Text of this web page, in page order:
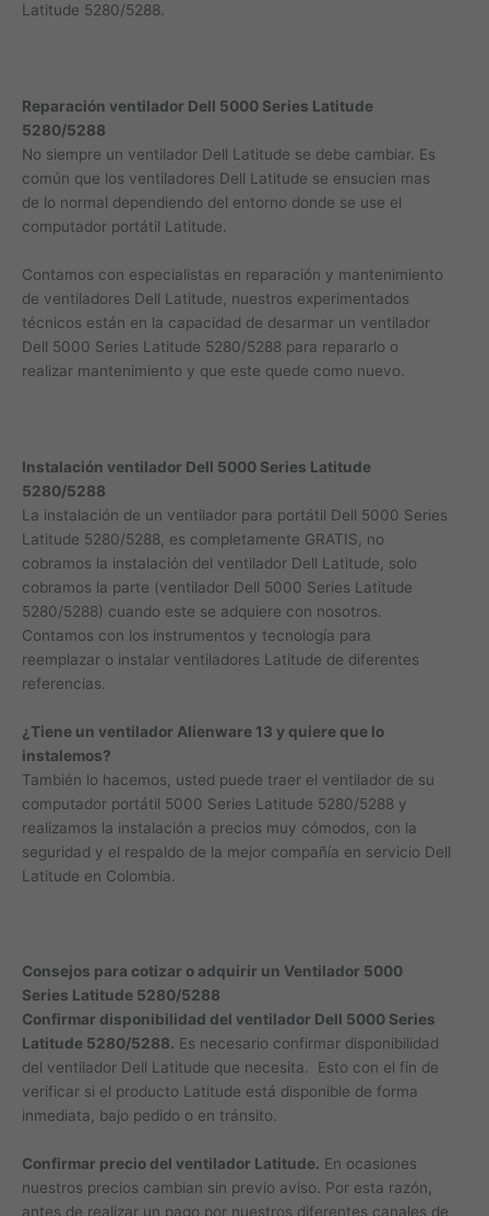
Latitude 5280/5288.
Reparación ventilador Dell 5000 Series Latitude
5280/5288
No siempre un ventilador Dell Latitude se debe cambiar. Es
común que los ventiladores Dell Latitude se ensucien mas
de lo normal dependiendo del entorno donde se use el
computador portátil Latitude.
Contamos con especialistas en reparación y mantenimiento
de ventiladores Dell Latitude, nuestros experimentados
técnicos están en la capacidad de desarmar un ventilador
Dell 5000 Series Latitude 5280/5288 para repararlo o
realizar mantenimiento y que este quede como nuevo.
Instalación ventilador Dell 5000 Series Latitude
5280/5288
La instalación de un ventilador para portátil Dell 5000 Series
Latitude 5280/5288, es completamente GRATIS, no
cobramos la instalación del ventilador Dell Latitude, solo
cobramos la parte (ventilador Dell 5000 Series Latitude
5280/5288) cuando este se adquiere con nosotros.
Contamos con los instrumentos y tecnología para
reemplazar o instalar ventiladores Latitude de diferentes
referencias.
¿Tiene un ventilador Alienware 13 y quiere que lo
instalemos?
También lo hacemos, usted puede traer el ventilador de su
computador portátil 5000 Series Latitude 5280/5288 y
realizamos la instalación a precios muy cómodos, con la
seguridad y el respaldo de la mejor compañía en servicio Dell
Latitude en Colombia.
Consejos para cotizar o adquirir un Ventilador 5000
Series Latitude 5280/5288
Confirmar disponibilidad del ventilador Dell 5000 Series
Latitude 5280/5288. Es necesario confirmar disponibilidad
del ventilador Dell Latitude que necesita. Esto con el fin de
verificar si el producto Latitude está disponible de forma
inmediata, bajo pedido o en tránsito.
Confirmar precio del ventilador Latitude. En ocasiones
nuestros precios cambian sin previo aviso. Por esta razón,
antes de realizar un pago por nuestros diferentes canales de